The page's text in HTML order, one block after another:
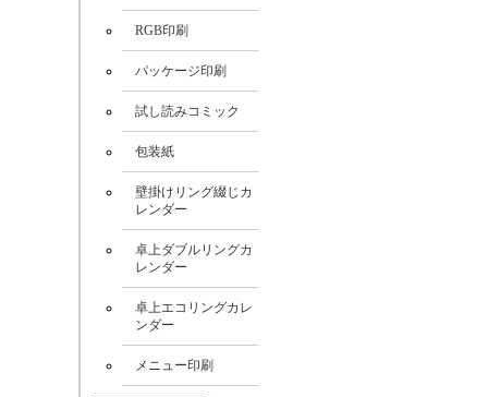
RGB印刷
パッケージ印刷
試し読みコミック
包装紙
壁掛けリング綴じカ
レンダー
卓上ダブルリングカ
レンダー
卓上エコリングカレ
ンダー
メニュー印刷